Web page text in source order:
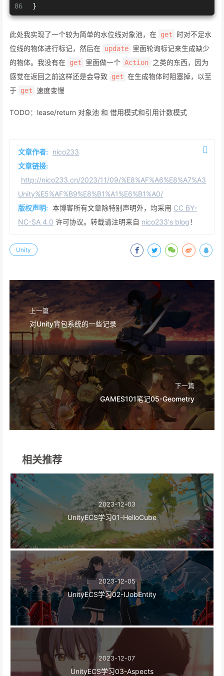
86
}
此处我实现了一个较为简单的水位线对象池，在 get
时对不足水
位线的物体进行标记，然后在 update 里面轮询标记来生成缺少
的物体。我没有在 get 里面做一个 Action 之类的东西，因为
感觉在返回之前这样还是会导致 get 在生成物体时阻塞掉，以至
于 get 速度变慢
TODO：lease/return 对象池 和 借用模式和引用计数模式
文章作者: nico233
文章链接:
http://nico233.cn/2023/11/09/%E8%AF%A6%E8%A7%A3
Unity%E5%AF%B9%E8%B1%A1%E6%B1%A0/
版权声明: 本博客所有文章除特别声明外，均采用 CC BY-
NC-SA 4.0 许可协议。转载请注明来自 nico233's blog！
Unity
上一篇
对Unity背包系统的一些记录
下一篇
GAMES101笔记05-Geometry
相关推荐
2023-12-03
UnityECS学习01-HelloCube
2023-12-05
UnityECS学习02-IJobEntity
2023-12-07
UnityECS学习03-Aspects